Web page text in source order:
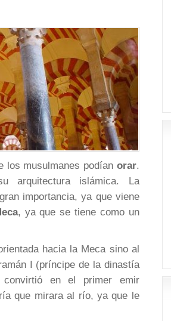
los musulmanes podían orar.
arquitectura islámica. La
importancia, ya que viene
, ya que se tiene como un
hacia la Meca sino al
I (príncipe de la dinastía
convirtió en el primer emir
que mirara al río, ya que le